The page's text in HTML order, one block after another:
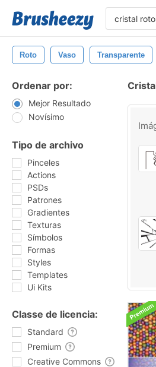
Roto Vaso Transparente
Ordenar por:
Mejor Resultado
Novísimo
Tipo de archivo
Pinceles
Actions
PSDs
Patrones
Gradientes
Texturas
Símbolos
Formas
Styles
Templates
Ui Kits
Classe de licencia:
Standard
Premium
Creative Commons